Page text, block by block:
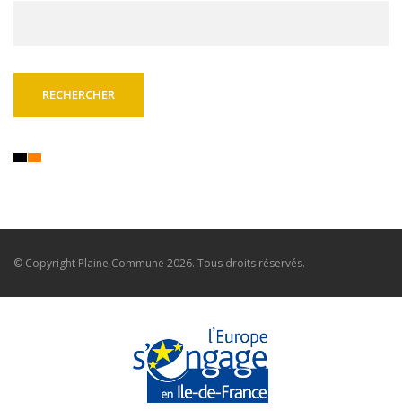
© Copyright Plaine Commune 2026. Tous droits réservés.